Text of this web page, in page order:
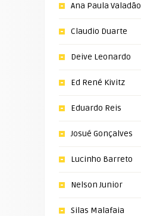
Ana Paula Valadão
Claudio Duarte
Deive Leonardo
Ed René Kivitz
Eduardo Reis
Josué Gonçalves
Lucinho Barreto
Nelson Junior
Silas Malafaia